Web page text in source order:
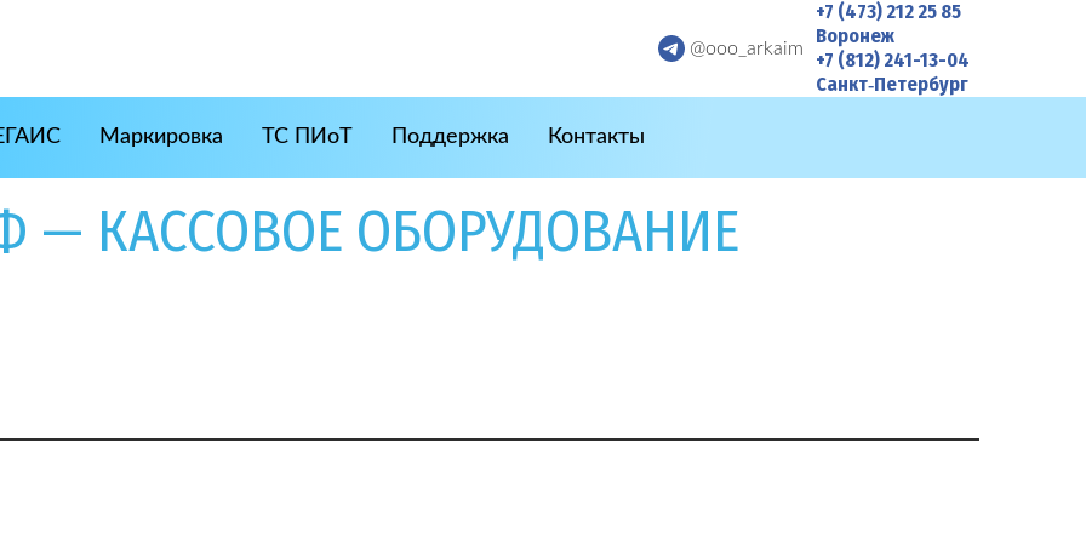
@ooo_arkaim
+7 (473) 212 25 85
Воронеж
+7 (812) 241-13-04
Санкт‑Петербург
Маркировка ТС ПИоТ Поддержка Контакты
— КАССОВОЕ ОБОРУДОВАНИЕ